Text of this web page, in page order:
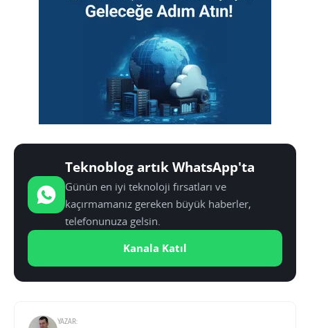
Teknoblog artık WhatsApp'ta
Günün en iyi teknoloji fırsatları ve
kaçırmamanız gereken büyük haberler,
telefonunuza gelsin.
Kanala Katıl
YAZAR: